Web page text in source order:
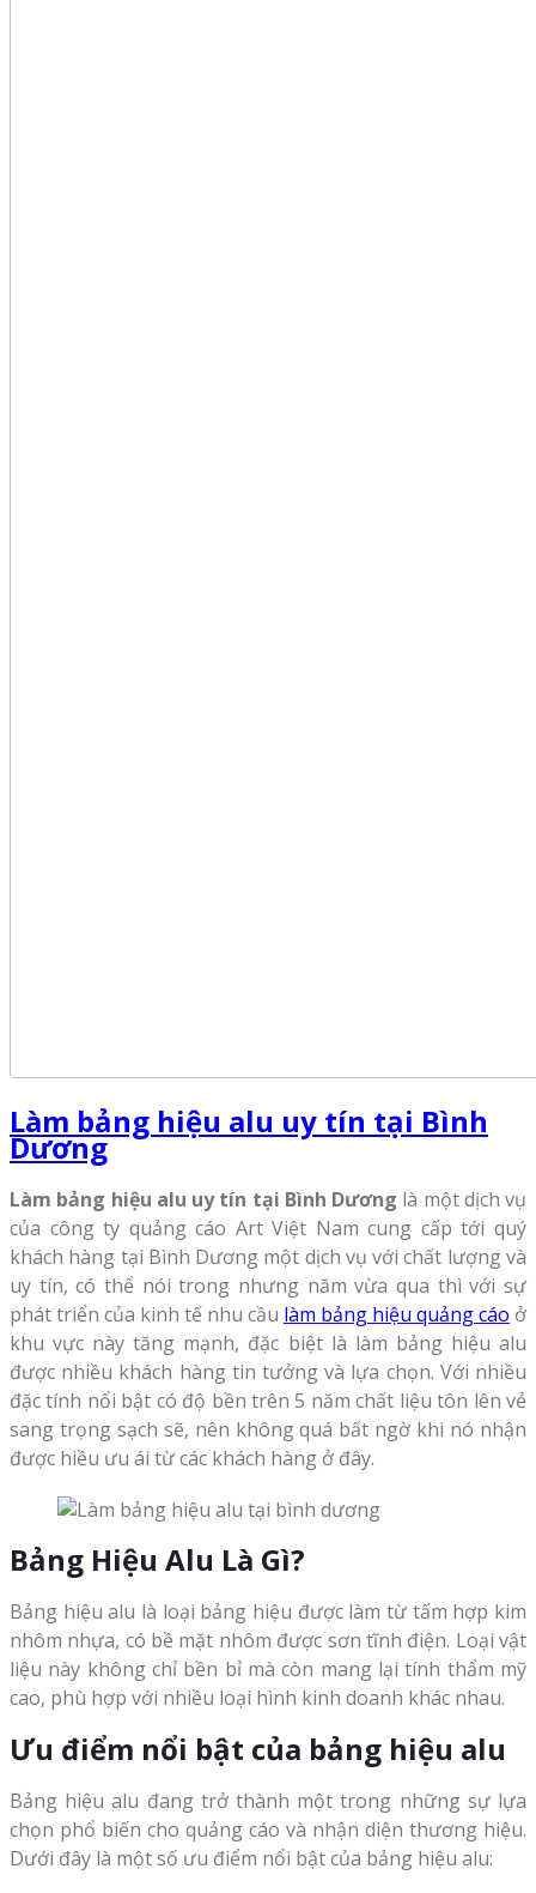
Làm bảng hiệu alu uy tín tại Bình
Dương
Làm bảng hiệu alu uy tín tại Bình Dương là một dịch vụ
của công ty quảng cáo Art Việt Nam cung cấp tới quý
khách hàng tại Bình Dương một dịch vụ với chất lượng và
uy tín, có thể nói trong nhưng năm vừa qua thì với sự
phát triển của kinh tế nhu cầu làm bảng hiệu quảng cáo ở
khu vực này tăng mạnh, đặc biệt là làm bảng hiệu alu
được nhiều khách hàng tin tưởng và lựa chọn. Với nhiều
đặc tính nổi bật có độ bền trên 5 năm chất liệu tôn lên vẻ
sang trọng sạch sẽ, nên không quá bất ngờ khi nó nhận
được hiều ưu ái từ các khách hàng ở đây.
Bảng Hiệu Alu Là Gì?
Bảng hiệu alu là loại bảng hiệu được làm từ tấm hợp kim
nhôm nhựa, có bề mặt nhôm được sơn tĩnh điện. Loại vật
liệu này không chỉ bền bỉ mà còn mang lại tính thẩm mỹ
cao, phù hợp với nhiều loại hình kinh doanh khác nhau.
Ưu điểm nổi bật của bảng hiệu alu
Bảng hiệu alu đang trở thành một trong những sự lựa
chọn phổ biến cho quảng cáo và nhận diện thương hiệu.
Dưới đây là một số ưu điểm nổi bật của bảng hiệu alu: